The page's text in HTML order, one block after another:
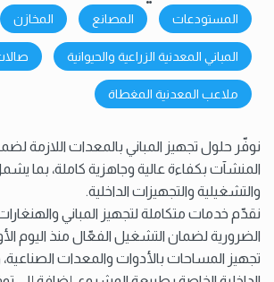
المستودعات المصانع المخازن
المباني المعدنية الزراعية والحيوانية
ملاعب المعدنية المغطاة
نوفّر حلول تجهيز المباني بالمعدات اللازمة
المنشآت بكفاءة عالية وجاهزية كاملة، بما
والتشغيلية والتجهيزات الداخلية.
نقدّم خدمات متكاملة لتجهيز المباني
الضرورية لضمان التشغيل الفعّال منذ اليوم
تجهيز المساحات بالأدوات والمعدات